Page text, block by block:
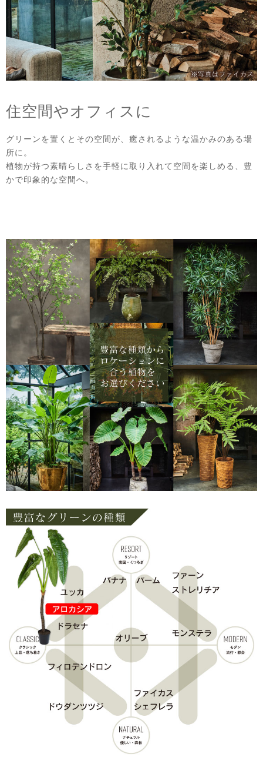
住空間やオフィスに
グリーンを置くとその空間が、癒されるような温かみのある場
所に。
植物が持つ素晴らしさを手軽に取り入れて空間を楽しめる、豊
かで印象的な空間へ。